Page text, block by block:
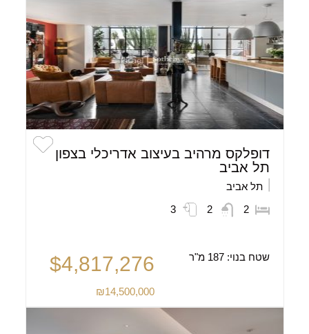
דופלקס מרהיב בעיצוב אדריכלי בצפון
תל אביב
תל אביב
2
2
3
שטח בנוי:187 מ"ר $4,817,276
₪14,500,000